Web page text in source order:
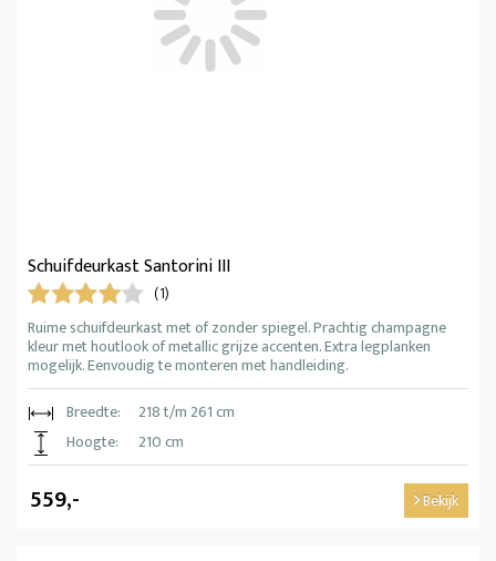
Schuifdeurkast Santorini III
(1)
Ruime schuifdeurkast met of zonder spiegel. Prachtig champagne
kleur met houtlook of metallic grijze accenten. Extra legplanken
mogelijk. Eenvoudig te monteren met handleiding.
Breedte:
218 t/m 261 cm
Hoogte:
210 cm
559,- Bekijk